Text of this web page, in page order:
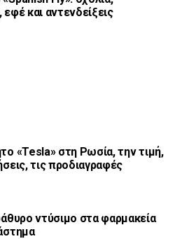
και αντενδείξεις
«Tesla» στη Ρωσία, την τιμή,
τις προδιαγραφές
ντύσιμο στα φαρμακεία